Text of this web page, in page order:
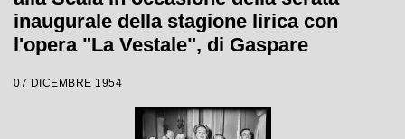
inaugurale della stagione lirica con
l'opera "La Vestale", di Gaspare
Visconti e diretta da Antonino Votto
07 DICEMBRE 1954